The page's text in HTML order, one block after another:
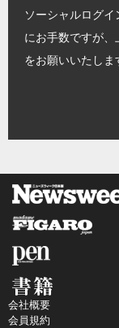
ソーシャルログ
にお手数ですが
をお願いいたしま
会社概要
会員規約